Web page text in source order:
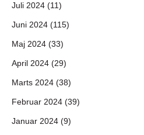
Juli 2024 (11)
Juni 2024 (115)
Maj 2024 (33)
April 2024 (29)
Marts 2024 (38)
Februar 2024 (39)
Januar 2024 (9)